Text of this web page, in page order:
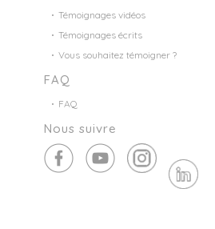
Témoignages vidéos
Témoignages écrits
Vous souhaitez témoigner ?
FAQ
FAQ
Nous suivre